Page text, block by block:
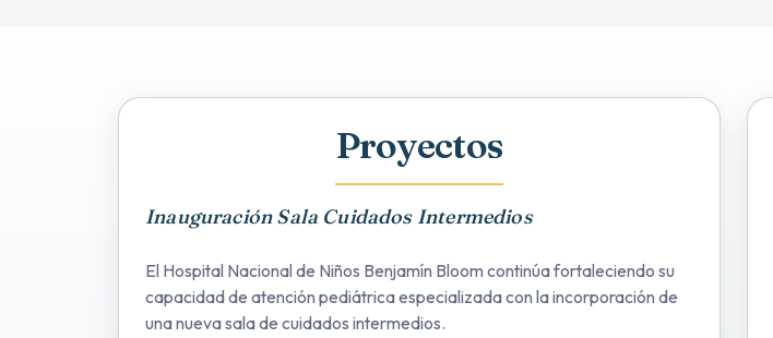
Proyectos
Inauguración Sala Cuidados Intermedios
El Hospital Nacional de Niños Benjamín Bloom continúa fortaleciendo su
capacidad de atención pediátrica especializada con la incorporación de
una nueva sala de cuidados intermedios.